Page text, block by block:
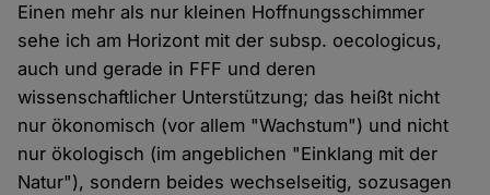
Einen mehr als nur kleinen Hoffnungsschimmer
sehe ich am Horizont mit der subsp. oecologicus,
auch und gerade in FFF und deren
wissenschaftlicher Unterstützung; das heißt nicht
nur ökonomisch (vor allem "Wachstum") und nicht
nur ökologisch (im angeblichen "Einklang mit der
Natur"), sondern beides wechselseitig, sozusagen